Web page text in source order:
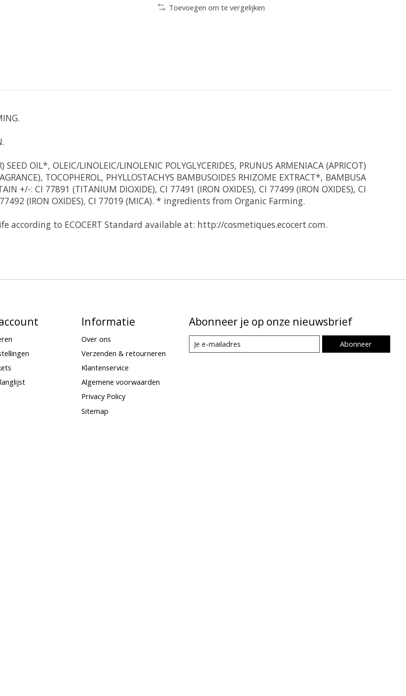
Toevoegen om te vergelijken
SEED OIL*, OLEIC/LINOLEIC/LINOLENIC POLYGLYCERIDES, PRUNUS ARMENIACA (APRICOT)
TOCOPHEROL, PHYLLOSTACHYS BAMBUSOIDES RHIZOME EXTRACT*, BAMBUSA
+/-: CI 77891 (TITANIUM DIOXIDE), CI 77491 (IRON OXIDES), CI 77499 (IRON OXIDES), CI
77492 (IRON OXIDES), CI 77019 (MICA). * ingredients from Organic Farming.
according to ECOCERT Standard available at: http://cosmetiques.ecocert.com.
Informatie
Over ons
Verzenden & retourneren
Klantenservice
Algemene voorwaarden
Privacy Policy
Sitemap
Abonneer je op onze nieuwsbrief
Abonneer